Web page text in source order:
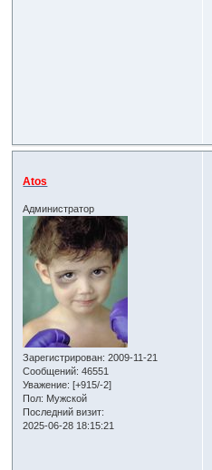
Atos
Администратор
Зарегистрирован: 2009-11-21
Сообщений: 46551
Уважение: [+915/-2]
Пол: Мужской
Последний визит:
2025-06-28 18:15:21